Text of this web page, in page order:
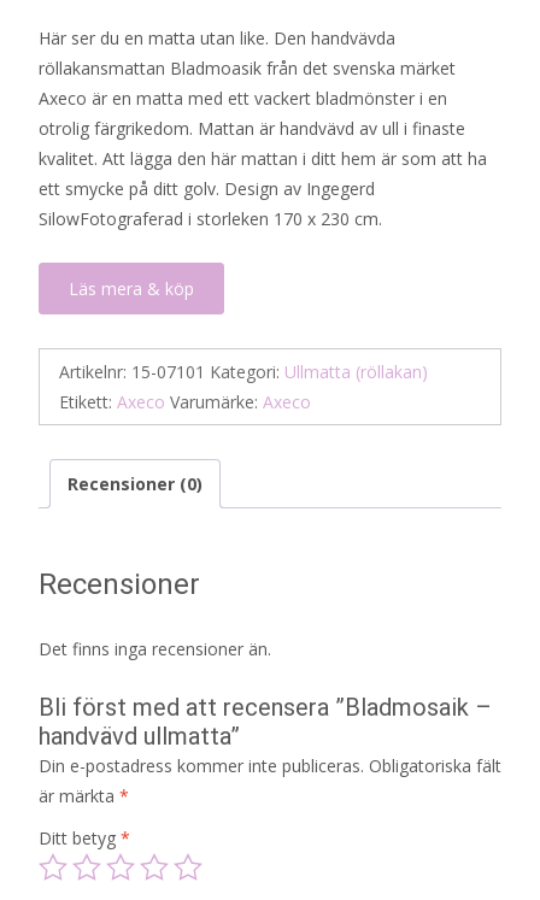
Här ser du en matta utan like. Den handvävda
röllakansmattan Bladmoasik från det svenska märket
Axeco är en matta med ett vackert bladmönster i en
otrolig färgrikedom. Mattan är handvävd av ull i finaste
kvalitet. Att lägga den här mattan i ditt hem är som att ha
ett smycke på ditt golv. Design av Ingegerd
SilowFotograferad i storleken 170 x 230 cm.
Läs mera & köp
Artikelnr: 15-07101 Kategori: Ullmatta (röllakan)
Etikett: Axeco Varumärke: Axeco
Recensioner (0)
Recensioner
Det finns inga recensioner än.
Bli först med att recensera ”Bladmosaik –
handvävd ullmatta”
Din e-postadress kommer inte publiceras. Obligatoriska fält
är märkta *
Ditt betyg *